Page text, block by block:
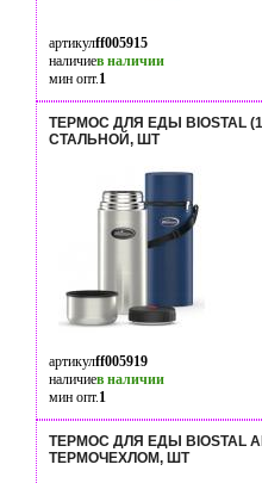
артикулff005915
наличиев наличии
мин опт.1
ТЕРМОС ДЛЯ ЕДЫ BIOSTAL
СТАЛЬНОЙ, ШТ
артикулff005919
наличиев наличии
мин опт.1
ТЕРМОС ДЛЯ ЕДЫ BIOSTAL
ТЕРМОЧЕХЛОМ, ШТ